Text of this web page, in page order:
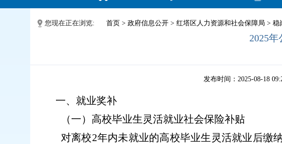
您现在正在浏览: 首页 > 政府信息公开 > 红塔区人力资源和社会保障局 > 稳
2025
发布时间：2025-08-18
一、就业奖补
（一） 高校毕业生灵活就业社会保险补贴
对离校2年内未就业的高校毕业生灵活就业后缴